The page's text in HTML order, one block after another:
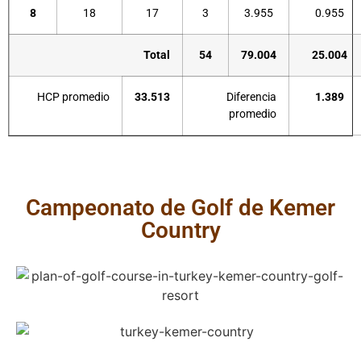
8 18 17 3 3.955 0.955
Total 54 79.004 25.004
HCP promedio 33.513
Diferencia
promedio
1.389
Campeonato de Golf de Kemer
Country